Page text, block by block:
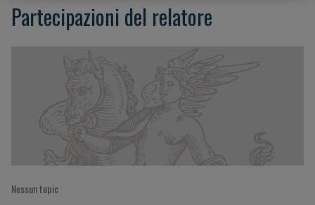
Partecipazioni del relatore
Nessun topic